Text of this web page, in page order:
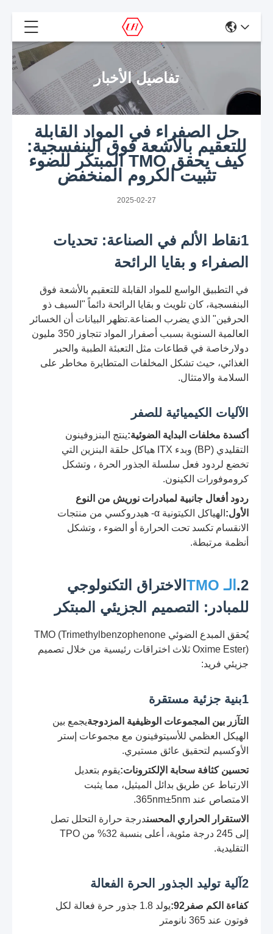
تفاصيل الأخبار
حل الصفراء في المواد القابلة
للتعقيم بالأشعة فوق البنفسجية:
كيف يحقق TMO المبتكر للضوء
تثبيت الكروم المنخفض
2025-02-27
1نقاط الألم في الصناعة: تحديات
الصفراء و بقايا الرائحة
في التطبيق الواسع للمواد القابلة للتعقيم بالأشعة فوق
البنفسجية، كان تلويث و بقايا الرائحة دائماً "السيف ذو
الحرفين" الذي يضرب الصناعة.تظهر البيانات أن الخسائر
العالمية السنوية بسبب أصفرار المواد تتجاوز 350 مليون
دولارخاصة في قطاعات مثل التعبئة الطبية والحبر
الغذائي، حيث تشكل المخلفات المتطايرة مخاطر على
السلامة والامتثال.
الآليات الكيميائية للصفر
أكسدة مخلفات البداية الضوئية:ينتج البنزوفينون
التقليدي (BP) وبدء ITX هياكل حلقة البنزين التي
تخضع لردود فعل سلسلة الجذور الحرة ، وتشكل
كروموفورات الكينون.
ردود أفعال جانبية لمبادرات نوريش من النوع
الأول:
الهياكل الكيتونية α- هيدروكسي من منتجات
الانقسام تكسد تحت الحرارة أو الضوء ، وتشكل
أنظمة مرتبطة.
2. الـ TMO
الاختراق التكنولوجي
للمبادر: التصميم الجزيئي المبتكر
يُحقق المبدع الضوئي TMO (Trimethylbenzophenone
Oxime Ester) ثلاث اختراقات رئيسية من خلال تصميم
جزيئي فريد:
1بنية جزئية مستقرة
التآزر بين المجموعات الوظيفية المزدوجةيجمع بين
الهيكل العظمي للأسيتوفينون مع مجموعات إستر
الأوكسيم لتحقيق عائق مستيري.
تحسين كثافة سحابة الإلكترونات:يقوم بتعديل
الارتباط عن طريق بدائل الميثيل، مما يثبت
الامتصاص عند 365nm±5nm.
الاستقرار الحراري المحسندرجة حرارة التحلل تصل
إلى 245 درجة مئوية، أعلى بنسبة 32% من TPO
التقليدية.
2آلية توليد الجذور الحرة الفعالة
كفاءة الكم صفر92:
يولد 1.8 جذور حرة فعالة لكل
فوتون عند 365 نانومتر